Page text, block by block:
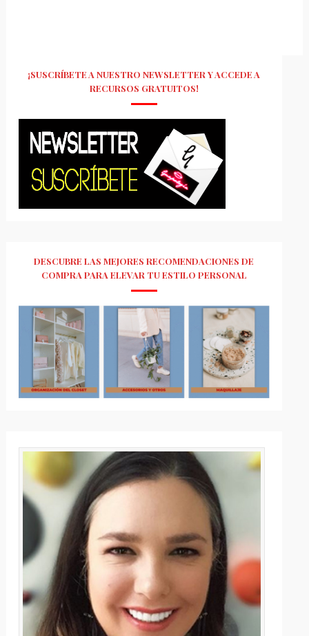
¡SUSCRÍBETE A NUESTRO NEWSLETTER Y ACCEDE A
RECURSOS GRATUITOS!
DESCUBRE LAS MEJORES RECOMENDACIONES DE
COMPRA PARA ELEVAR TU ESTILO PERSONAL